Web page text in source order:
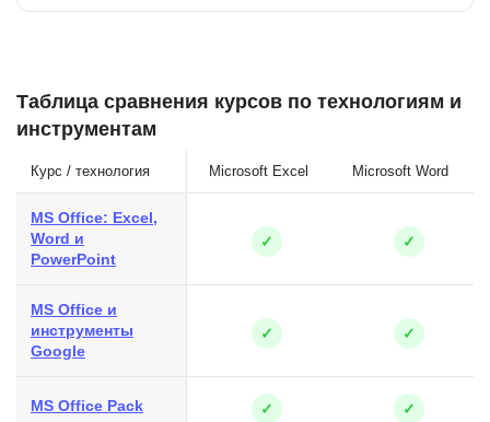
Таблица сравнения курсов по технологиям и
инструментам
Курс / технология Microsoft Excel Microsoft Word
MS Office: Excel,
Word и
PowerPoint
✓ ✓
MS Office и
инструменты
Google
✓ ✓
MS Office Pack ✓ ✓